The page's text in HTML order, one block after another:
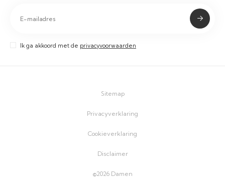
Ik ga akkoord met de privacyvoorwaarden
©2026 Damen
Sitemap
Privacyverklaring
Cookieverklaring
Disclaimer